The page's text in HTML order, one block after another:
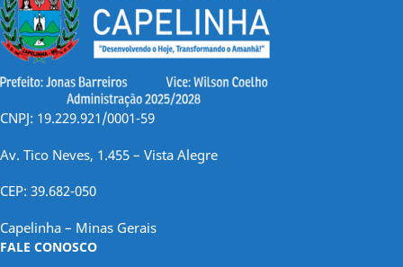
CNPJ: 19.229.921/0001-59
Av. Tico Neves, 1.455 – Vista Alegre
CEP: 39.682-050
Capelinha – Minas Gerais
FALE CONOSCO